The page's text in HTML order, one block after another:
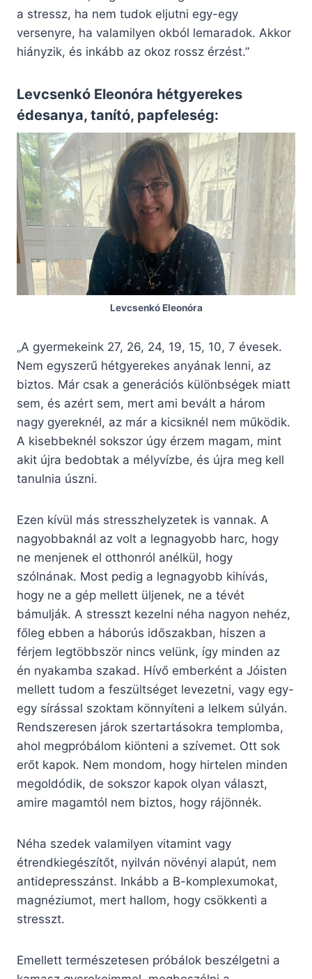
a stressz, ha nem tudok eljutni egy-egy
versenyre, ha valamilyen okból lemaradok. Akkor
hiányzik, és inkább az okoz rossz érzést.”
Levcsenkó Eleonóra hétgyerekes
édesanya, tanító, papfeleség:
Levcsenkó Eleonóra
„A gyermekeink 27, 26, 24, 19, 15, 10, 7 évesek.
Nem egyszerű hétgyerekes anyának lenni, az
biztos. Már csak a generációs különbségek miatt
sem, és azért sem, mert ami bevált a három
nagy gyereknél, az már a kicsiknél nem működik.
A kisebbeknél sokszor úgy érzem magam, mint
akit újra bedobtak a mélyvízbe, és újra meg kell
tanulnia úszni.
Ezen kívül más stresszhelyzetek is vannak. A
nagyobbaknál az volt a legnagyobb harc, hogy
ne menjenek el otthonról anélkül, hogy
szólnának. Most pedig a legnagyobb kihívás,
hogy ne a gép mellett üljenek, ne a tévét
bámulják. A stresszt kezelni néha nagyon nehéz,
főleg ebben a háborús időszakban, hiszen a
férjem legtöbbször nincs velünk, így minden az
én nyakamba szakad. Hívő emberként a Jóisten
mellett tudom a feszültséget levezetni, vagy egy-
egy sírással szoktam könnyíteni a lelkem súlyán.
Rendszeresen járok szertartásokra templomba,
ahol megpróbálom kiönteni a szívemet. Ott sok
erőt kapok. Nem mondom, hogy hirtelen minden
megoldódik, de sokszor kapok olyan választ,
amire magamtól nem biztos, hogy rájönnék.
Néha szedek valamilyen vitamint vagy
étrendkiegészítőt, nyilván növényi alapút, nem
antidepresszánst. Inkább a B-komplexumokat,
magnéziumot, mert hallom, hogy csökkenti a
stresszt.
Emellett természetesen próbálok beszélgetni a